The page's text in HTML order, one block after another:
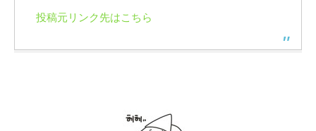
投稿元リンク先はこちら